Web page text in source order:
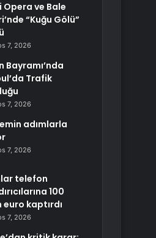
Opera ve Bale
“Kuğu Gölü”
7, 2026
Bayramı’nda
Trafik
7, 2026
adımlarla
7, 2026
telefon
100
euro kaptırdı
7, 2026